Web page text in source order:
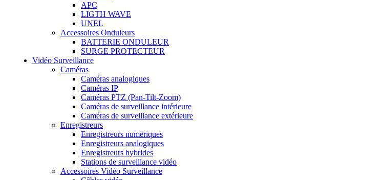
APC
LIGTH WAVE
UNEL
Accessoires Onduleurs
BATTERIE ONDULEUR
SURGE PROTECTEUR
Vidéo Surveillance
Caméras
Caméras analogiques
Caméras IP
Caméras PTZ (Pan-Tilt-Zoom)
Caméras de surveillance intérieure
Caméras de surveillance extérieure
Enregistreurs
Enregistreurs numériques
Enregistreurs analogiques
Enregistreurs hybrides
Stations de surveillance vidéo
Accessoires Vidéo Surveillance